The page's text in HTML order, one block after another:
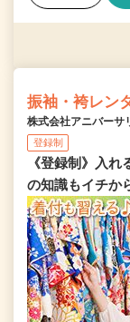
振袖・袴レン
株式会社アニバーサ
登録制
《登録制》入
の知識もイチか